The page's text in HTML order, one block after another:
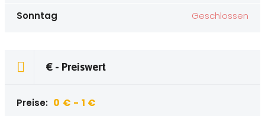
Sonntag Geschlossen
€ - Preiswert
Preise: 0 € - 1 €